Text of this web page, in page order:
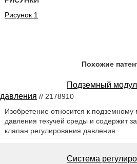
Рисунок 1
Похожие
Подземный
давления // 2178910
Изобретение относится к
давления текучей среды и содержит
клапан регулирования давления
Система